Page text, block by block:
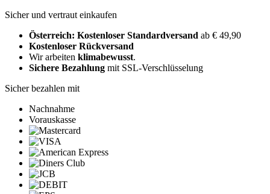
Sicher und vertraut einkaufen
Österreich: Kostenloser Standardversand ab € 49,90
Kostenloser Rückversand
Wir arbeiten klimabewusst.
Sichere Bezahlung mit SSL-Verschlüsselung
Sicher bezahlen mit
Nachnahme
Vorauskasse